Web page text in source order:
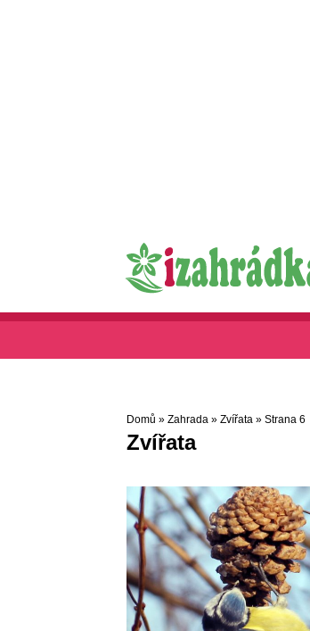
Domů » Zahrada » Zvířata » Strana 6
Zvířata